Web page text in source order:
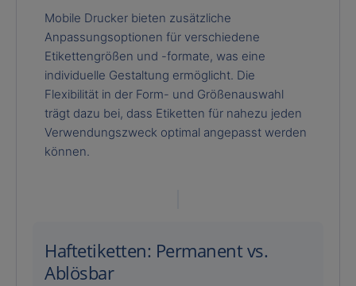
Mobile Drucker bieten zusätzliche
Anpassungsoptionen für verschiedene
Etikettengrößen und -formate, was eine
individuelle Gestaltung ermöglicht. Die
Flexibilität in der Form- und Größenauswahl
trägt dazu bei, dass Etiketten für nahezu jeden
Verwendungszweck optimal angepasst werden
können.
Haftetiketten: Permanent vs.
Ablösbar